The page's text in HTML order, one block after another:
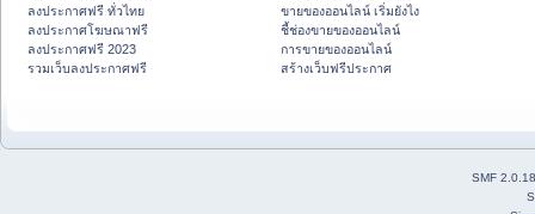
ลงประกาศฟรี ทั่วไทย
ลงประกาศโฆษณาฟรี
ลงประกาศฟรี 2023
รวมเว็บลงประกาศฟรี
ขายของออนไลน์ เริ่มยังไง
ชี้ช่องขายของออนไลน์
การขายของออนไลน์
สร้างเว็บฟรีประกาศ
SMF 2.0.18